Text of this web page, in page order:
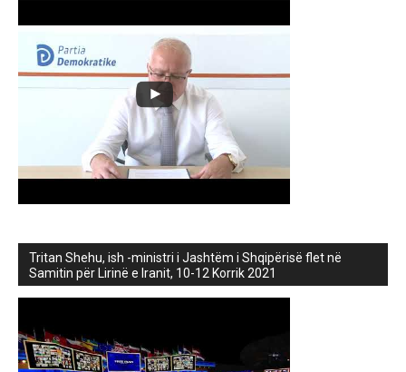
Tritan Shehu, ish -ministri i Jashtëm i Shqipërisë flet në
Samitin për Lirinë e Iranit, 10-12 Korrik 2021